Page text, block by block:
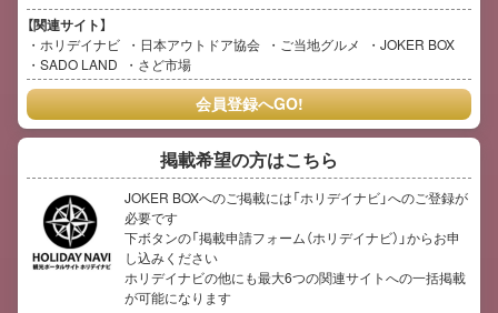
【関連サイト】
ホリデイナビ 日本アウトドア協会 ご当地グルメ
JOKER BOX
SADO LAND
さど市場
会員登録へGO!
掲載希望の方はこちら
JOKER BOXへのご掲載には「ホリデイナビ」へのご登録が
必要です
下ボタンの「掲載申請フォーム（ホリデイナビ）」からお申
し込みください
ホリデイナビの他にも最大6つの関連サイトへの一括掲載
が可能になります